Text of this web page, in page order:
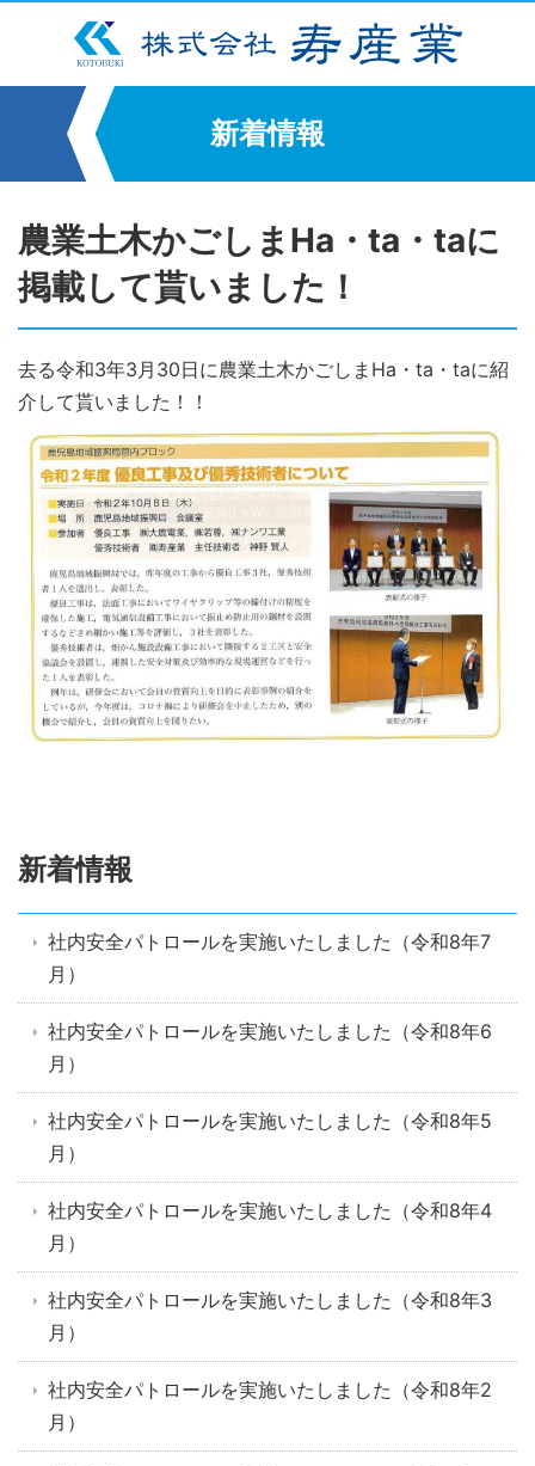
新着情報
農業土木かごしまHa・ta・taに
掲載して貰いました！
去る令和3年3月30日に農業土木かごしまHa・ta・taに紹
介して貰いました！！
新着情報
社内安全パトロールを実施いたしました（令和8年7
月）
社内安全パトロールを実施いたしました（令和8年6
月）
社内安全パトロールを実施いたしました（令和8年5
月）
社内安全パトロールを実施いたしました（令和8年4
月）
社内安全パトロールを実施いたしました（令和8年3
月）
社内安全パトロールを実施いたしました（令和8年2
月）